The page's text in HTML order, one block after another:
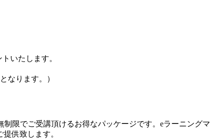
いたします。
なります。）
限でご受講頂けるお得なパッケージです。eラーニングマ
供致します。